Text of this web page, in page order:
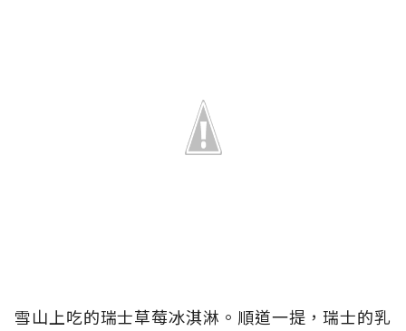
雪山上吃的瑞士草莓冰淇淋。順道一提，瑞士的乳